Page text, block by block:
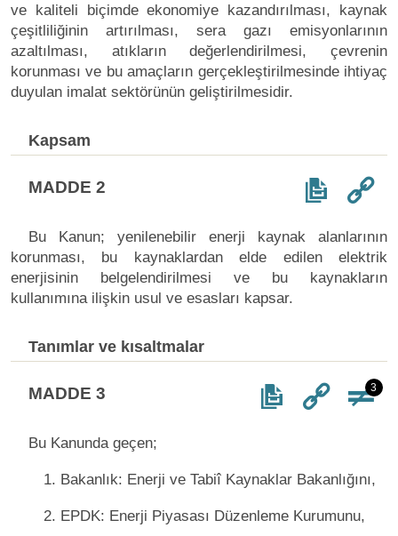
ve kaliteli biçimde ekonomiye kazandırılması, kaynak
çeşitliliğinin artırılması, sera gazı emisyonlarının
azaltılması, atıkların değerlendirilmesi, çevrenin
korunması ve bu amaçların gerçekleştirilmesinde ihtiyaç
duyulan imalat sektörünün geliştirilmesidir.
Kapsam
MADDE 2
Bu Kanun; yenilenebilir enerji kaynak alanlarının
korunması, bu kaynaklardan elde edilen elektrik
enerjisinin belgelendirilmesi ve bu kaynakların
kullanımına ilişkin usul ve esasları kapsar.
Tanımlar ve kısaltmalar
MADDE 3 3
Bu Kanunda geçen;
1. Bakanlık: Enerji ve Tabiî Kaynaklar Bakanlığını,
2. EPDK: Enerji Piyasası Düzenleme Kurumunu,